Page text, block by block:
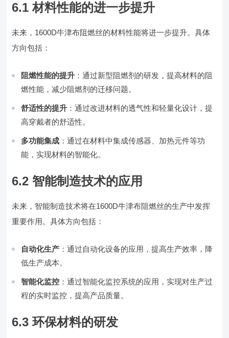
6.1 材料性能的进一步提升
未来，1600D牛津布阻燃丝的材料性能将进一步提升。具体
方向包括：
阻燃性能的提升 ：通过新型阻燃剂的研发，提高材料的阻
燃性能，减少阻燃剂的迁移问题。
舒适性的提升 ：通过改进材料的透气性和轻量化设计，提
高穿戴者的舒适性。
多功能集成 ：通过在材料中集成传感器、加热元件等功
能，实现材料的智能化。
6.2 智能制造技术的应用
未来，智能制造技术将在1600D牛津布阻燃丝的生产中发挥
重要作用。具体方向包括：
自动化生产 ：通过自动化设备的应用，提高生产效率，降
低生产成本。
智能化监控 ：通过智能化监控系统的应用，实现对生产过
程的实时监控，提高产品质量。
6.3 环保材料的研发